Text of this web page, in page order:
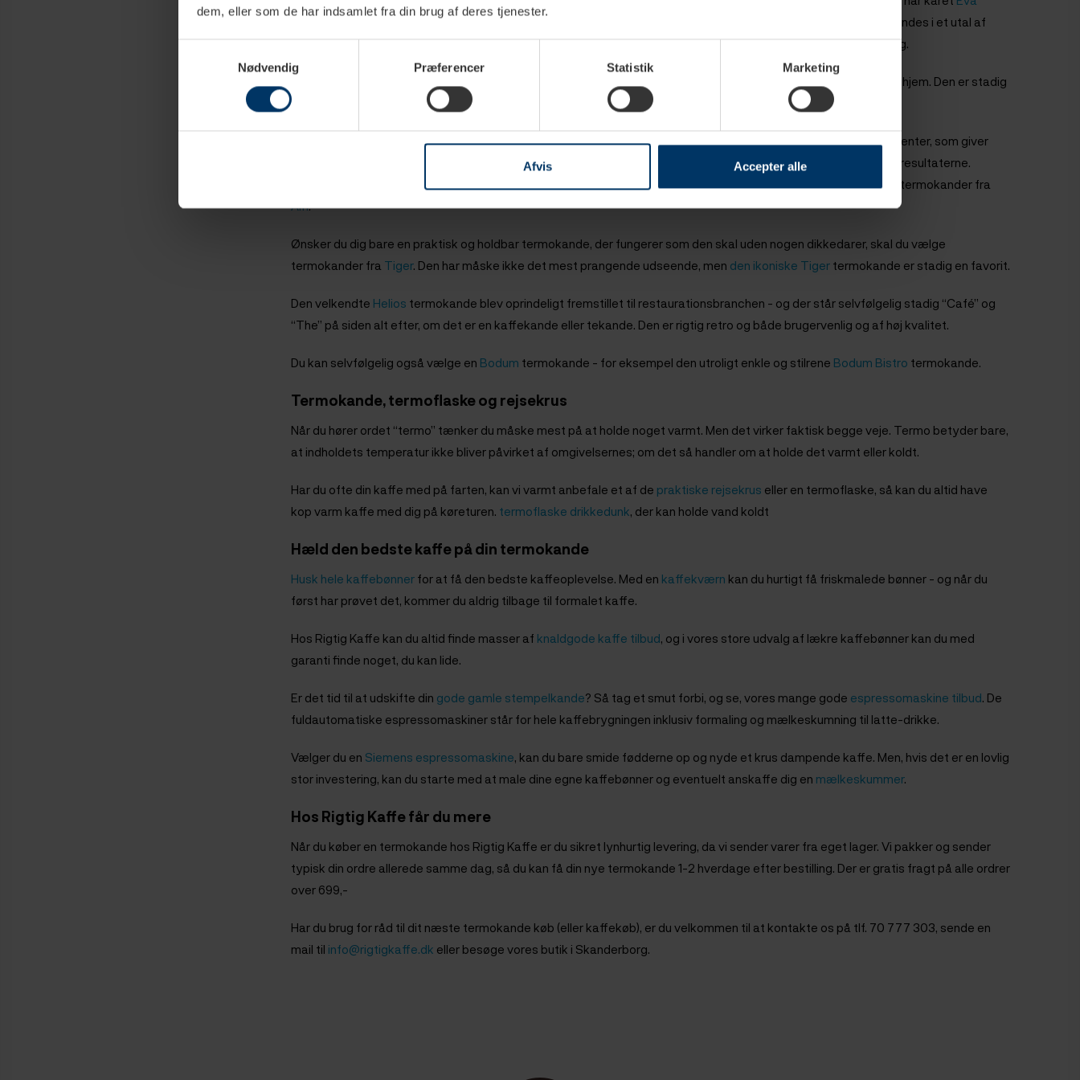
dem, eller som de har indsamlet fra din brug af deres tjenester.
Nødvendig
Præferencer Statistik Marketing
Afvis Accepter alle
termokande som bedst i termokande-test, blandt andet takket være dens enkle og stilrene design, der findes i et utal af
farver. Desuden har den en praktisk hældekrave i stål, der fanger vildfarne dråber, men også sikrer nem rengøring.
. Siden 1977 har den ikoniske termokande, Stelton EM77, prydet de danske hjem. Den er stadig
utroligt eftertragtet grundet dens tidløse, minimalistiske og stilrene design - samt dens kvalitet og brugbarhed.
Georg Jensen’s Bernadotte termokande er en moderne klassiker; en kombination af nye og gamle design-elementer, som giver
kanden et elegant og tidløst design. Alfi termokander er lavet med fuldt fokus på termokander, og det kan ses i resultaterne.
Juwel-kanden er blandt danskernes favoritter, og de tror så meget på deres kvalitet, at du får 10 års garanti på termokander fra
Alfi.
Ønsker du dig bare en praktisk og holdbar termokande, der fungerer som den skal uden nogen dikkedarer, skal du vælge
termokander fra Tiger. Den har måske ikke det mest prangende udseende, men den ikoniske Tiger termokande er stadig en favorit.
Den velkendte Helios termokande blev oprindeligt fremstillet til restaurationsbranchen - og der står selvfølgelig stadig “Café” og
“The” på siden alt efter, om det er en kaffekande eller tekande. Den er rigtig retro og både brugervenlig og af høj kvalitet.
Du kan selvfølgelig også vælge en Bodum termokande - for eksempel den utroligt enkle og stilrene Bodum Bistro termokande.
Termokande, termoflaske og rejsekrus
Når du hører ordet “termo” tænker du måske mest på at holde noget varmt. Men det virker faktisk begge veje. Termo betyder bare,
at indholdets temperatur ikke bliver påvirket af omgivelsernes; om det så handler om at holde det varmt eller koldt.
Har du ofte din kaffe med på farten, kan vi varmt anbefale et af de praktiske rejsekrus eller en termoflaske, så kan du altid have
kop varm kaffe med dig på køreturen. termoflaske drikkedunk, der kan holde vand koldt
Hæld den bedste kaffe på din termokande
Husk hele kaffebønner for at få den bedste kaffeoplevelse. Med en kaffekværn kan du hurtigt få friskmalede bønner - og når du
først har prøvet det, kommer du aldrig tilbage til formalet kaffe.
Hos Rigtig Kaffe kan du altid finde masser af knaldgode kaffe tilbud, og i vores store udvalg af lækre kaffebønner kan du med
garanti finde noget, du kan lide.
Er det tid til at udskifte din gode gamle stempelkande? Så tag et smut forbi, og se, vores mange gode espressomaskine tilbud. De
fuldautomatiske espressomaskiner står for hele kaffebrygningen inklusiv formaling og mælkeskumning til latte-drikke.
Vælger du en Siemens espressomaskine, kan du bare smide fødderne op og nyde et krus dampende kaffe. Men, hvis det er en lovlig
stor investering, kan du starte med at male dine egne kaffebønner og eventuelt anskaffe dig en mælkeskummer.
Hos Rigtig Kaffe får du mere
Når du køber en termokande hos Rigtig Kaffe er du sikret lynhurtig levering, da vi sender varer fra eget lager. Vi pakker og sender
typisk din ordre allerede samme dag, så du kan få din nye termokande 1-2 hverdage efter bestilling. Der er gratis fragt på alle ordrer
over 699,-
Har du brug for råd til dit næste termokande køb (eller kaffekøb), er du velkommen til at kontakte os på tlf. 70 777 303, sende en
mail til info@rigtigkaffe.dk eller besøge vores butik i Skanderborg.